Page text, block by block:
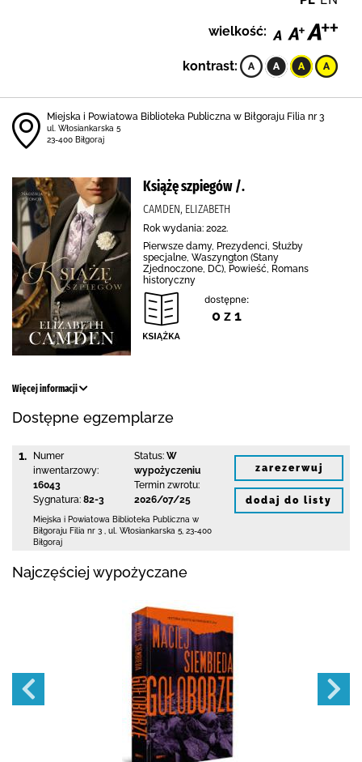
wielkość:
kontrast:
Miejska i Powiatowa Biblioteka Publiczna w Biłgoraju Filia nr 3
ul. Włosiankarska 5
23-400 Biłgoraj
Książę szpiegów /.
CAMDEN, ELIZABETH
Rok wydania: 2022.
Pierwsze damy, Prezydenci, Służby
specjalne, Waszyngton (Stany
Zjednoczone, DC), Powieść, Romans
historyczny
dostępne:
0 z 1
Więcej informacji
Dostępne egzemplarze
1.
Numer
inwentarzowy:
16043
Sygnatura: 82-3
Status: W
wypożyczeniu
Termin zwrotu:
2026/07/25
Miejska i Powiatowa Biblioteka Publiczna w
Biłgoraju Filia nr 3
ul. Włosiankarska 5 23-400
Biłgoraj
zarezerwuj
dodaj do listy
Najczęściej wypożyczane